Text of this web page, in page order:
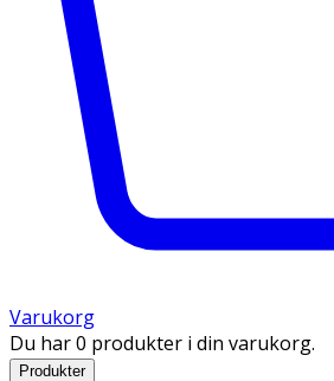
Varukorg
Du har 0 produkter i din varukorg.
Produkter